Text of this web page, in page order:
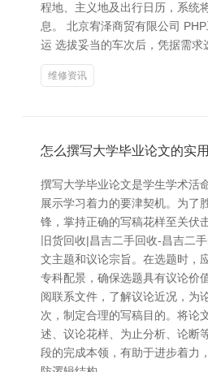
程地、主义地及出行日历，系统
息。 北京宥泽商贸有限公司
运 选拔妥当的车次后，凭据需求
维修资讯
怎么撰写大学毕业论文的实
撰写大学毕业论文是学生学术活
展示学习着力的要津契机。为了
锋，掌持正确的写稿花样至关伏
旧货回收|昌吉二手回收-昌吉二
文主题和议论宗旨。在选题时，
专科配景，确保选题具有议论价
阅联系文件，了解议论近况，为
次，制定合理的写稿目的。将论
述、议论花样、为止分析、论断
段的完成本领，有助于进步着力